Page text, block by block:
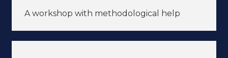
A workshop with methodological help